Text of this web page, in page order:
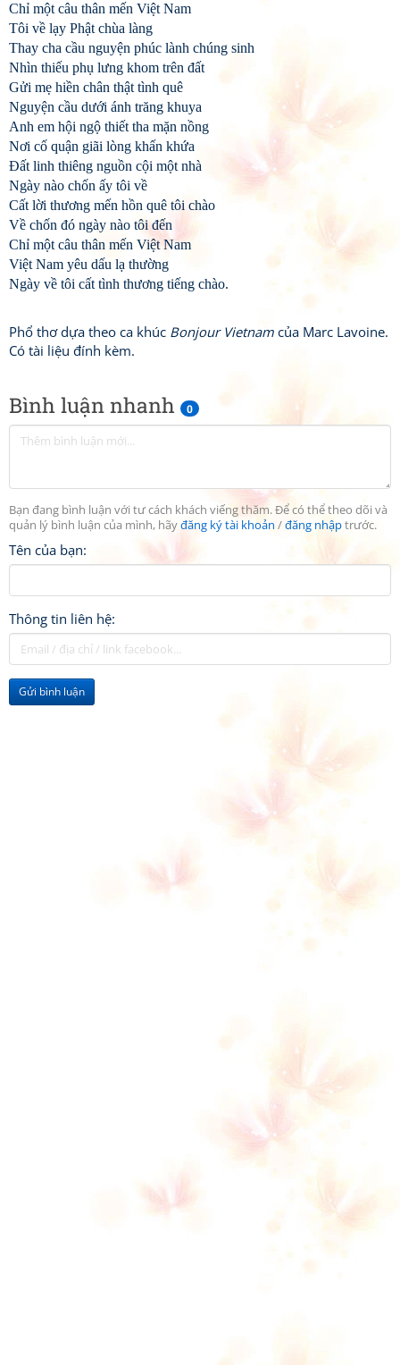
Bình luận nhanh 0
Bạn đang bình luận với tư cách khách viếng thăm. Để có thể theo dõi và
quản lý bình luận của mình, hãyđăng ký tài khoản /đăng nhậptrước.
Tên của bạn:
Thông tin liên hệ:
Gửi bình luận
Chỉ một câu thân mến Việt Nam
Tôi về lạy Phật chùa làng
Thay cha cầu nguyện phúc lành chúng sinh
Nhìn thiếu phụ lưng khom trên đất
Gửi mẹ hiền chân thật tình quê
Nguyện cầu dưới ánh trăng khuya
Anh em hội ngộ thiết tha mặn nồng
Nơi cố quận giãi lòng khấn khứa
Ðất linh thiêng nguồn cội một nhà
Ngày nào chốn ấy tôi về
Cất lời thương mến hồn quê tôi chào
Về chốn đó ngày nào tôi đến
Chỉ một câu thân mến Việt Nam
Việt Nam yêu dấu lạ thường
Ngày về tôi cất tình thương tiếng chào.
Phổ thơ dựa theo ca khúc Bonjour Vietnam của Marc Lavoine.
Có tài liệu đính kèm.